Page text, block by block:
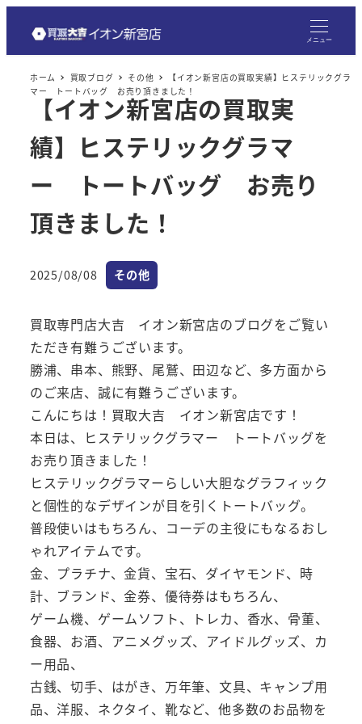
メニュー
ホーム 買取ブログ その他
【イオン新宮店の買取実績】ヒステリックグラ
マー トートバッグ お売り頂きました！
【イオン新宮店の買取実
績】ヒステリックグラマ
ー トートバッグ お売り
頂きました！
投稿日
2025/08/08 カテゴリー
その他
買取専門店大吉 イオン新宮店のブログをご覧い
ただき有難うございます。
勝浦、串本、熊野、尾鷲、田辺など、多方面から
のご来店、誠に有難うございます。
こんにちは！買取大吉 イオン新宮店です！
本日は、ヒステリックグラマー トートバッグを
お売り頂きました！
ヒステリックグラマーらしい大胆なグラフィック
と個性的なデザインが目を引くトートバッグ。
普段使いはもちろん、コーデの主役にもなるおし
ゃれアイテムです。
金、プラチナ、金貨、宝石、ダイヤモンド、時
計、ブランド、金券、優待券はもちろん、
ゲーム機、ゲームソフト、トレカ、香水、骨董、
食器、お酒、アニメグッズ、アイドルグッズ、カ
ー用品、
古銭、切手、はがき、万年筆、文具、キャンプ用
品、洋服、ネクタイ、靴など、他多数のお品物を